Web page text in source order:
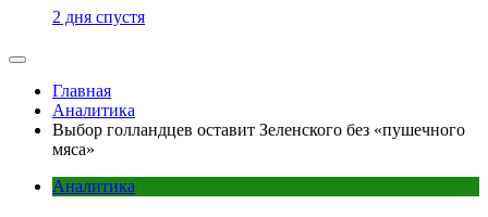
2 дня спустя
Главная
Аналитика
Выбор голландцев оставит Зеленского без «пушечного
мяса»
Аналитика